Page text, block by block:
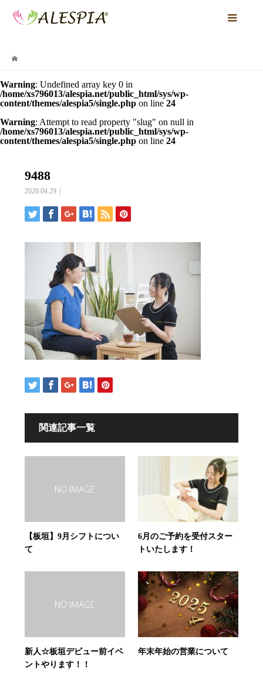
Warning: Undefined array key 0 in
/home/xs796013/alespia.net/public_html/sys/wp-
content/themes/alespia5/single.php on line 24
Warning: Attempt to read property "slug" on null in
/home/xs796013/alespia.net/public_html/sys/wp-
content/themes/alespia5/single.php on line 24
9488
2020.04.29
関連記事一覧
【板垣】9月シフトについ
て
6月のご予約を受付スター
トいたします！
新人☆板垣デビュー前イベ
ントやります！！
年末年始の営業について